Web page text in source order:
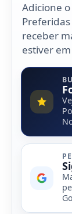
Adicione
receber
estiver